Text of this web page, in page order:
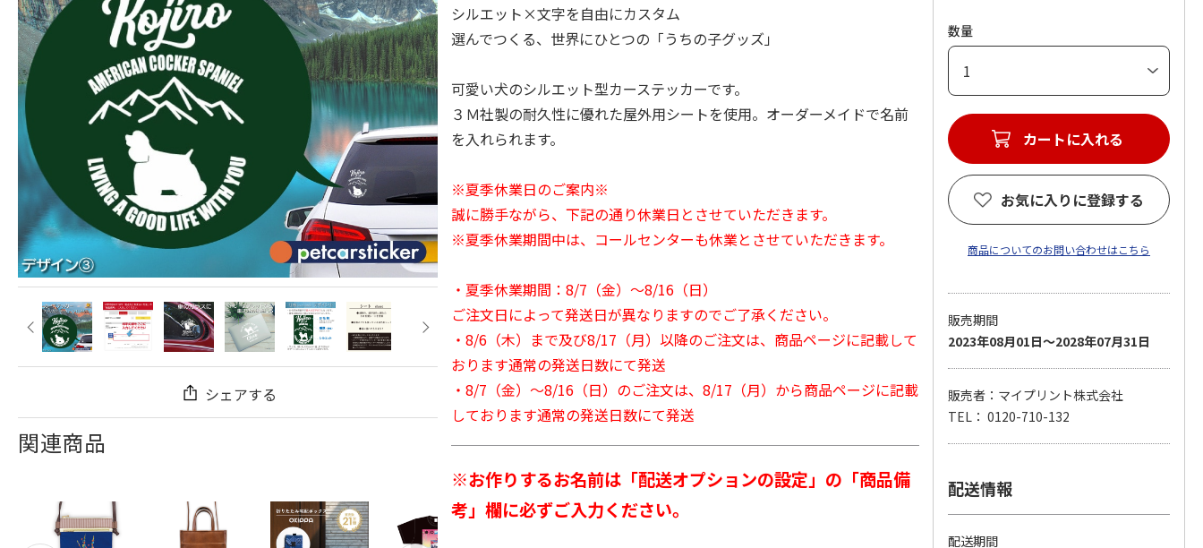
シェアする
関連商品
シルエット×文字を自由にカスタム
選んでつくる、世界にひとつの「うちの子グッズ」
可愛い犬のシルエット型カーステッカーです。
３Ｍ社製の耐久性に優れた屋外用シートを使用。オーダーメイドで名前
を入れられます。
※夏季休業日のご案内※
誠に勝手ながら、下記の通り休業日とさせていただきます。
※夏季休業期間中は、コールセンターも休業とさせていただきます。
・夏季休業期間：8/7（金）～8/16（日）
ご注文日によって発送日が異なりますのでご了承ください。
・8/6（木）まで及び8/17（月）以降のご注文は、商品ページに記載して
おります通常の発送日数にて発送
・8/7（金）～8/16（日）のご注文は、8/17（月）から商品ページに記載
しております通常の発送日数にて発送
※お作りするお名前は「配送オプションの設定」の「商品備
考」欄に必ずご入力ください。
数量
カートに入れる
お気に入りに登録する
商品についてのお問い合わせはこちら
販売期間
2023年08月01日～2028年07月31日
販売者：マイプリント株式会社
TEL： 0120-710-132
配送情報
配送期間